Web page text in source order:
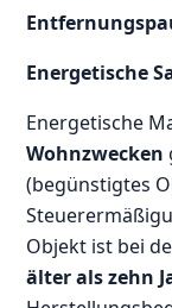
Energetische
Energetische
Wohnzwecken
(begünstigtes
Objekt ist bei
älter als zehn